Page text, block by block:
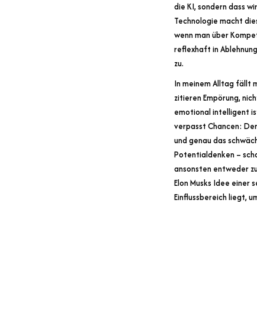
die KI, sondern dass
Technologie macht
wenn man über
reflexhaft in
zu.
In meinem Alltag fällt
zitieren Empörung,
emotional intelligent
verpasst Chancen:
und genau das
Potentialdenken –
ansonsten entweder
Elon Musks Idee
Einflussbereich liegt,